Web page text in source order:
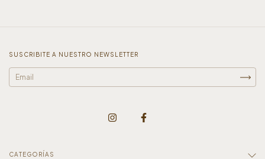
SUSCRIBITE A NUESTRO NEWSLETTER
CATEGORÍAS